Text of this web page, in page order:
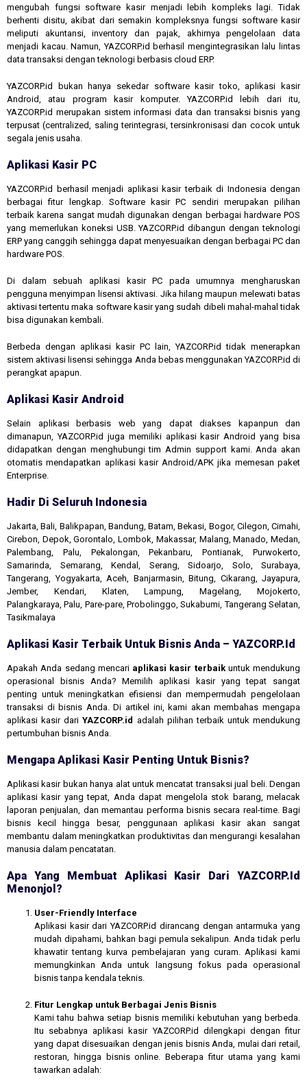
mengubah fungsi software kasir menjadi lebih kompleks lagi. Tidak
berhenti disitu, akibat dari semakin kompleksnya fungsi software kasir
meliputi akuntansi, inventory dan pajak, akhirnya pengelolaan data
menjadi kacau. Namun, YAZCORP.id berhasil mengintegrasikan lalu lintas
data transaksi dengan teknologi berbasis cloud ERP.
YAZCORP.id bukan hanya sekedar software kasir toko, aplikasi kasir
Android, atau program kasir komputer. YAZCORP.id lebih dari itu,
YAZCORP.id merupakan sistem informasi data dan transaksi bisnis yang
terpusat (centralized, saling terintegrasi, tersinkronisasi dan cocok untuk
segala jenis usaha.
Aplikasi Kasir PC
YAZCORP.id berhasil menjadi aplikasi kasir terbaik di Indonesia dengan
berbagai fitur lengkap. Software kasir PC sendiri merupakan pilihan
terbaik karena sangat mudah digunakan dengan berbagai hardware POS
yang memerlukan koneksi USB. YAZCORP.id dibangun dengan teknologi
ERP yang canggih sehingga dapat menyesuaikan dengan berbagai PC dan
hardware POS.
Di dalam sebuah aplikasi kasir PC pada umumnya mengharuskan
pengguna menyimpan lisensi aktivasi. Jika hilang maupun melewati batas
aktivasi tertentu maka software kasir yang sudah dibeli mahal-mahal tidak
bisa digunakan kembali.
Berbeda dengan aplikasi kasir PC lain, YAZCORP.id tidak menerapkan
sistem aktivasi lisensi sehingga Anda bebas menggunakan YAZCORP.id di
perangkat apapun.
Aplikasi Kasir Android
Selain aplikasi berbasis web yang dapat diakses kapanpun dan
dimanapun, YAZCORP.id juga memiliki aplikasi kasir Android yang bisa
didapatkan dengan menghubungi tim Admin support kami. Anda akan
otomatis mendapatkan aplikasi kasir Android/APK jika memesan paket
Enterprise.
Hadir Di Seluruh Indonesia
Jakarta, Bali, Balikpapan, Bandung, Batam, Bekasi, Bogor, Cilegon, Cimahi,
Cirebon, Depok, Gorontalo, Lombok, Makassar, Malang, Manado, Medan,
Palembang, Palu, Pekalongan, Pekanbaru, Pontianak, Purwokerto,
Samarinda, Semarang, Kendal, Serang, Sidoarjo, Solo, Surabaya,
Tangerang, Yogyakarta, Aceh, Banjarmasin, Bitung, Cikarang, Jayapura,
Jember, Kendari, Klaten, Lampung, Magelang, Mojokerto,
Palangkaraya, Palu, Pare-pare, Probolinggo, Sukabumi, Tangerang Selatan,
Tasikmalaya
Aplikasi Kasir Terbaik Untuk Bisnis Anda – YAZCORP.id
Apakah Anda sedang mencari aplikasi kasir terbaikuntuk mendukung
operasional bisnis Anda? Memilih aplikasi kasir yang tepat sangat
penting untuk meningkatkan efisiensi dan mempermudah pengelolaan
transaksi di bisnis Anda. Di artikel ini, kami akan membahas mengapa
aplikasi kasir dariYAZCORP.id adalah pilihan terbaik untuk mendukung
pertumbuhan bisnis Anda.
Mengapa Aplikasi Kasir Penting Untuk Bisnis?
Aplikasi kasir bukan hanya alat untuk mencatat transaksi jual beli. Dengan
aplikasi kasir yang tepat, Anda dapat mengelola stok barang, melacak
laporan penjualan, dan memantau performa bisnis secara real-time. Bagi
bisnis kecil hingga besar, penggunaan aplikasi kasir akan sangat
membantu dalam meningkatkan produktivitas dan mengurangi kesalahan
manusia dalam pencatatan.
Apa Yang Membuat Aplikasi Kasir Dari YAZCORP.id
Menonjol?
User-Friendly Interface
Aplikasi kasir dari YAZCORP.id dirancang dengan antarmuka yang
mudah dipahami, bahkan bagi pemula sekalipun. Anda tidak perlu
khawatir tentang kurva pembelajaran yang curam. Aplikasi kami
memungkinkan Anda untuk langsung fokus pada operasional
bisnis tanpa kendala teknis.
Fitur Lengkap untuk Berbagai Jenis Bisnis
Kami tahu bahwa setiap bisnis memiliki kebutuhan yang berbeda.
Itu sebabnya aplikasi kasir YAZCORP.id dilengkapi dengan fitur
yang dapat disesuaikan dengan jenis bisnis Anda, mulai dari retail,
restoran, hingga bisnis online. Beberapa fitur utama yang kami
tawarkan adalah: